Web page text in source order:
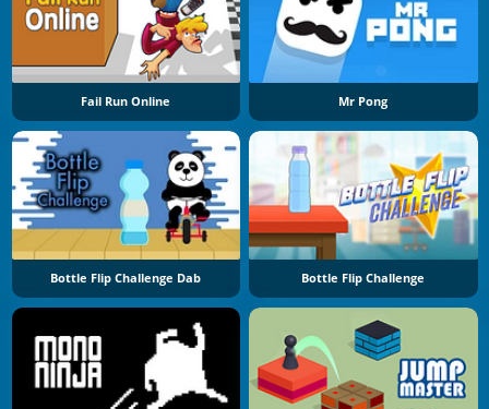
Fail Run Online Mr Pong
Bottle Flip Challenge Dab Bottle Flip Challenge